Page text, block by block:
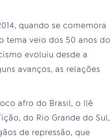
quando se comemora
tema veio dos 50 anos do
evoluiu desde a
avanços, as relações
afro do Brasil, o Ilê
do Rio Grande do Sul,
de repressão, que